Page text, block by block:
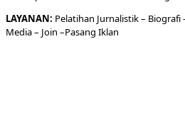
LAYANAN: Pelatihan Jurnalistik – Biografi
Media– Join –Pasang Iklan